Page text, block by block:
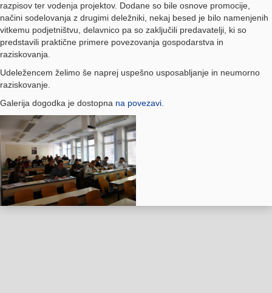
razpisov ter vodenja projektov. Dodane so bile osnove promocije,
načini sodelovanja z drugimi deležniki, nekaj besed je bilo namenjenih
vitkemu podjetništvu, delavnico pa so zaključili predavatelji, ki so
predstavili praktične primere povezovanja gospodarstva in
raziskovanja.
Udeležencem želimo še naprej uspešno usposabljanje in neumorno
raziskovanje.
Galerija dogodka je dostopna na povezavi